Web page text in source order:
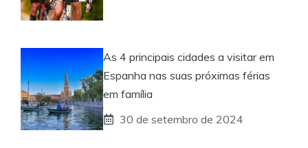
As 4 principais cidades a visitar em
Espanha nas suas próximas férias
em família
30 de setembro de 2024